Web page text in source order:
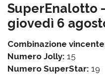
SuperEnalotto
giovedì 6
Combinazione
Numero Jolly: 15
Numero SuperStar: 19